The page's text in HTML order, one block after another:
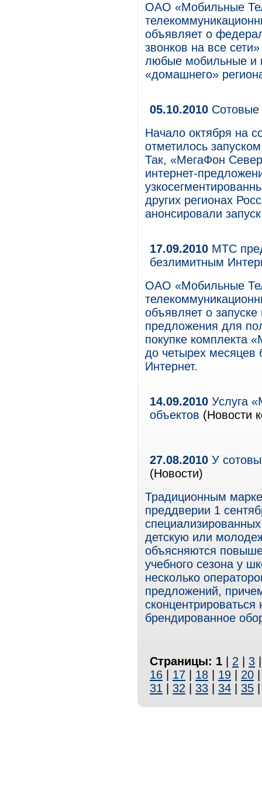
ОАО «Мобильные
объявляет о
звонков на все
любые мобильные и
«домашнего»
05.10.2010 Сотовые
Начало октября на
отметилось
Так, «МегаФон
интернет-
других регионах
анонсировали
17.09.2010 МТС
безлимитным
ОАО «Мобильные
объявляет о
предложения для
покупке комплекта
до четырех месяцев
Интернет.
14.09.2010 Услуга
объектов (Новости
27.08.2010 У
(Новости)
Традиционным
преддверии 1
детскую или
объясняются
учебного сезона у
несколько
предложений,
брендированное
Страницы: 1 2 3
16
17 18 19 20
31
32 33 34 35